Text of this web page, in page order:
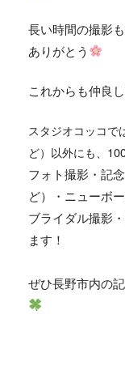
長い時間の撮影
ありがとう
これからも仲良
スタジオコッコで
ど） 以外にも、
フォト撮影・記
ど）・ニューボ
ブライダル撮影
ます！
ぜひ長野市内の